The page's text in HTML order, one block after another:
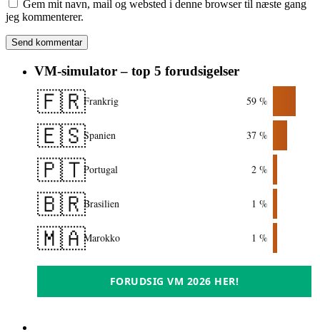
Gem mit navn, mail og websted i denne browser til næste gang
jeg kommenterer.
VM-simulator – top 5 forudsigelser
🇫🇷Frankrig 59 %
🇪🇸Spanien 37 %
🇵🇹Portugal 2 %
🇧🇷Brasilien 1 %
🇲🇦Marokko 1 %
FORUDSIG VM 2026 HER!